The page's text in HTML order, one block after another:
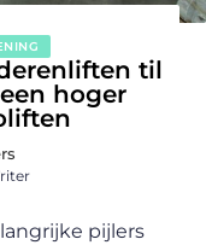
til
hoger
pijlers